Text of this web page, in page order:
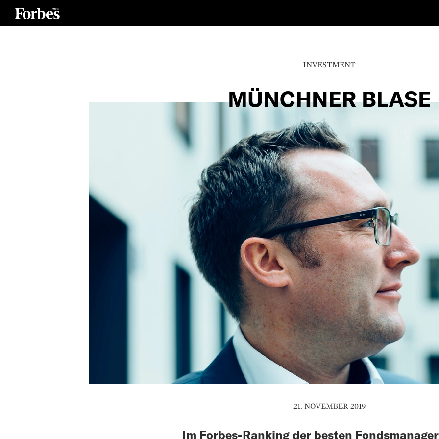
INVESTMENT
MÜNCHNER BLASE
21. NOVEMBER 2019
Im Forbes-Ranking der besten